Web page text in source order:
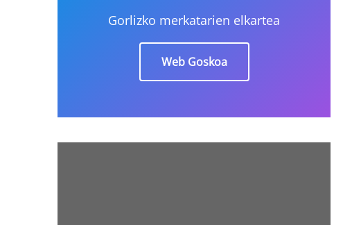
Gorlizko merkatarien elkartea
Web Goskoa